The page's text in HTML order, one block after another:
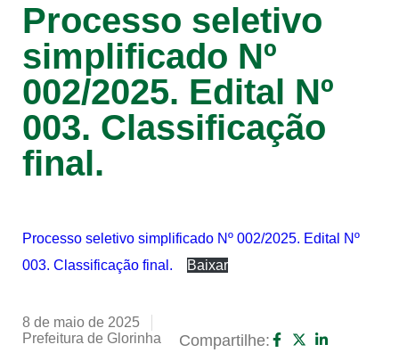
Processo seletivo
simplificado Nº
002/2025. Edital Nº
003. Classificação
final.
Processo seletivo simplificado Nº 002/2025. Edital Nº
003. Classificação final.
Baixar
8 de maio de 2025
Prefeitura de Glorinha
Compartilhe: